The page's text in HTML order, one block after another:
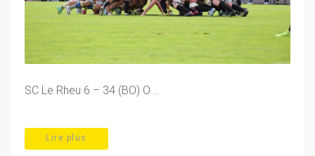
SC Le Rheu 6 – 34 (BO) O ...
Lire plus